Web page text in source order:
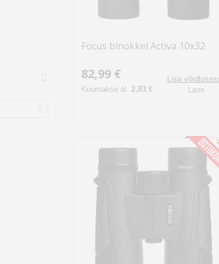
Focus binokkel Activa 10x32
82,99 €
Kuumakse al. 2,83 €
Lisa
Laos
-